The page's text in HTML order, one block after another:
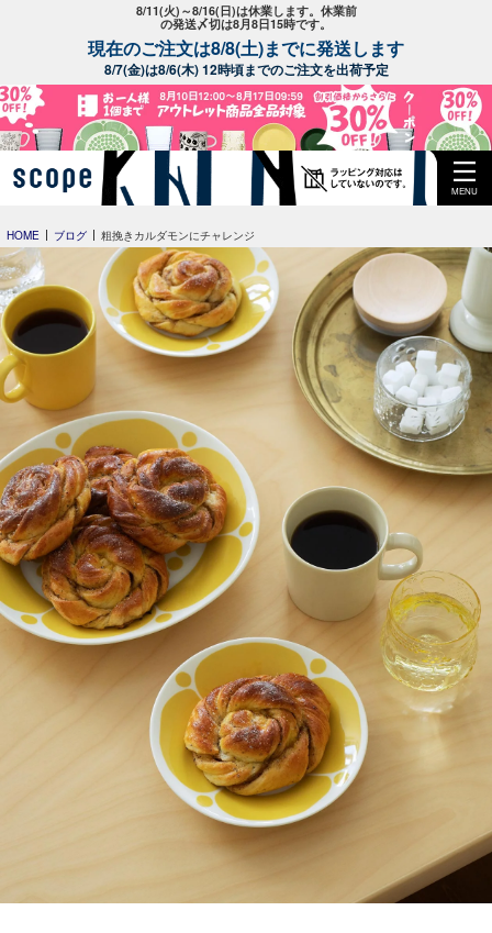
8/11(火)～8/16(日)は休業します。休業前
の発送〆切は8月8日15時です。
現在のご注文は8/8(土)までに発送します
8/7(金)は8/6(木) 12時頃までのご注文を出荷予定
MENU
HOME ブログ 粗挽きカルダモンにチャレンジ